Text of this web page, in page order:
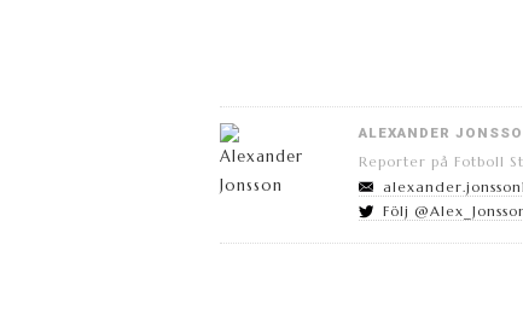
ALEXANDER
Reporter på Fotboll
Följ